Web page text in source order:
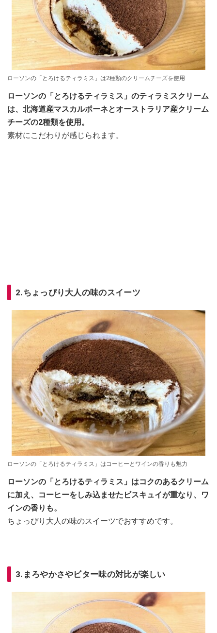
ローソンの「とろけるティラミス」は2種類のクリームチーズを使用
ローソンの「とろけるティラミス」のティラミスクリーム
は、北海道産マスカルポーネとオーストラリア産クリーム
チーズの2種類を使用。
素材にこだわりが感じられます。
2.ちょっぴり大人の味のスイーツ
ローソンの「とろけるティラミス」はコーヒーとワインの香りも魅力
ローソンの「とろけるティラミス」はコクのあるクリーム
に加え、コーヒーをしみ込ませたビスキュイが重なり、ワ
インの香りも。
ちょっぴり大人の味のスイーツでおすすめです。
3.まろやかさやビター味の対比が楽しい